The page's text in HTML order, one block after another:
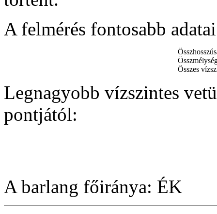
A felmérés fontosabb
Összes
Legnagyobb vízszintes
pontjától:
A barlang főiránya: ÉK